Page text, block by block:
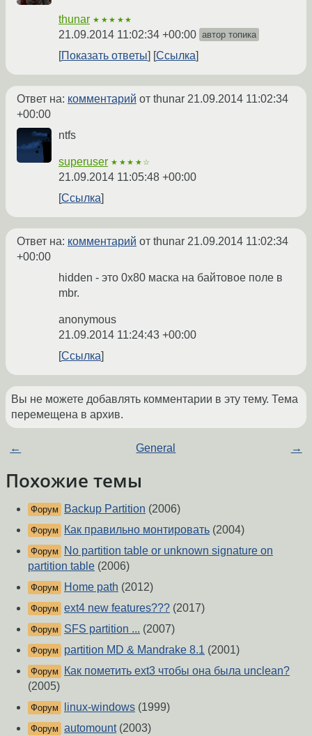
thunar ★★★★★
21.09.2014 11:02:34 +00:00 автор топика
Показать ответы Ссылка
Ответ на: комментарий от thunar 21.09.2014 11:02:34
+00:00
ntfs
superuser ★★★★☆
21.09.2014 11:05:48 +00:00
Ссылка
Ответ на: комментарий от thunar 21.09.2014 11:02:34
+00:00
hidden - это 0x80 маска на байтовое поле в
mbr.
anonymous
21.09.2014 11:24:43 +00:00
Ссылка
Вы не можете добавлять комментарии в эту тему. Тема
перемещена в архив.
← General →
Похожие темы
Форум Backup Partition (2006)
Форум Как правильно монтировать (2004)
Форум
No partition table or unknown signature on
partition table (2006)
Форум Home path (2012)
Форум ext4 new features??? (2017)
Форум SFS partition ... (2007)
Форум partition MD & Mandrake 8.1 (2001)
Форум
Как пометить ext3 чтобы она была unclean?
(2005)
Форум linux-windows (1999)
Форум automount(2003)